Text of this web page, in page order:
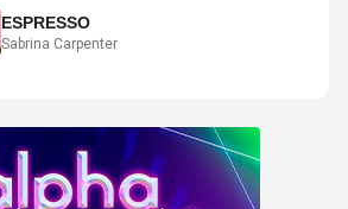
ESPRESSO
Sabrina Carpenter